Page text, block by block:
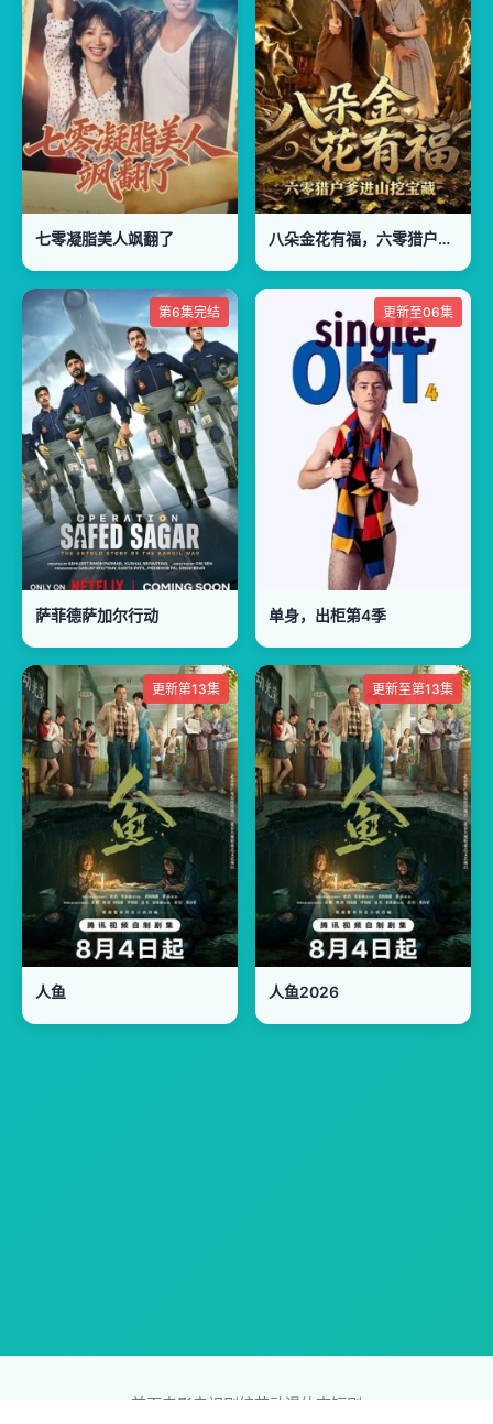
七零凝脂美人飒翻了 八朵金花有福，六零猎户爹进山挖宝藏
第6集完结
萨菲德萨加尔行动
更新至06集
单身，出柜第4季
更新第13集
人鱼
更新至第13集
人鱼2026
首页电影电视剧综艺动漫体育短剧